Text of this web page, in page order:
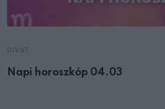
Napi horoszkóp 04.03